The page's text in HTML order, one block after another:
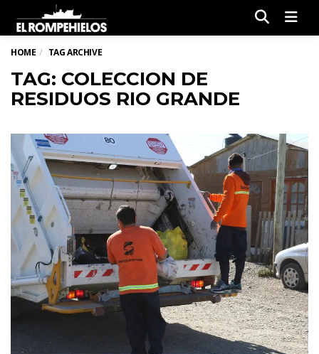
HOME TAG ARCHIVE
TAG: COLECCION DE
RESIDUOS RIO GRANDE